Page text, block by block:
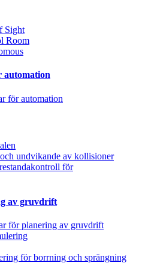
Sight
Room
automation
för automation
undvikande av kollisioner
för
av gruvdrift
för planering av gruvdrift
för borrning och sprängning